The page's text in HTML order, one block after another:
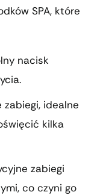
SPA, które
nacisk
zabiegi, idealne
kilka
zabiegi
co czyni go